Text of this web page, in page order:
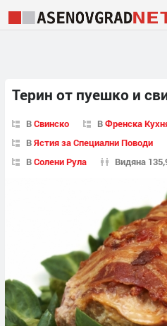
Терин от пуешко и
ВСвинско ВФренска
ВЯстия за Специални Поводи
ВСолени Рула Видяна